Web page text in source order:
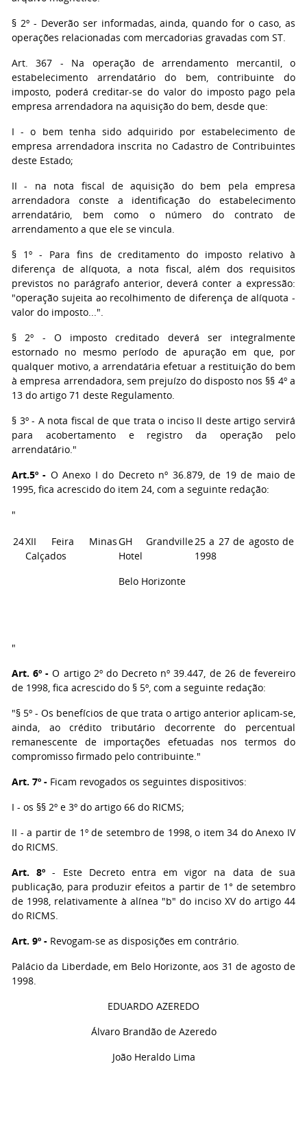
§ 2º - Deverão ser informadas, ainda, quando for o caso, as
operações relacionadas com mercadorias gravadas com ST.
Art. 367 - Na operação de arrendamento mercantil, o
estabelecimento arrendatário do bem, contribuinte do
imposto, poderá creditar-se do valor do imposto pago pela
empresa arrendadora na aquisição do bem, desde que:
I - o bem tenha sido adquirido por estabelecimento de
empresa arrendadora inscrita no Cadastro de Contribuintes
deste Estado;
II - na nota fiscal de aquisição do bem pela empresa
arrendadora conste a identificação do estabelecimento
arrendatário, bem como o número do contrato de
arrendamento a que ele se vincula.
§ 1º - Para fins de creditamento do imposto relativo à
diferença de alíquota, a nota fiscal, além dos requisitos
previstos no parágrafo anterior, deverá conter a expressão:
"operação sujeita ao recolhimento de diferença de alíquota -
valor do imposto...".
§ 2º - O imposto creditado deverá ser integralmente
estornado no mesmo período de apuração em que, por
qualquer motivo, a arrendatária efetuar a restituição do bem
à empresa arrendadora, sem prejuízo do disposto nos §§ 4º a
13 do artigo 71 deste Regulamento.
§ 3º - A nota fiscal de que trata o inciso II deste artigo servirá
para acobertamento e registro da operação pelo
arrendatário."
Art.5º - O Anexo I do Decreto nº 36.879, de 19 de maio de
1995, fica acrescido do item 24, com a seguinte redação:
"
24XII Feira Minas
Calçados
GH Grandville
Hotel
Belo Horizonte
25 a 27 de agosto de
1998
"
Art. 6º - O artigo 2º do Decreto nº 39.447, de 26 de fevereiro
de 1998, fica acrescido do § 5º, com a seguinte redação:
"§ 5º - Os benefícios de que trata o artigo anterior aplicam-se,
ainda, ao crédito tributário decorrente do percentual
remanescente de importações efetuadas nos termos do
compromisso firmado pelo contribuinte."
Art. 7º - Ficam revogados os seguintes dispositivos:
I - os §§ 2º e 3º do artigo 66 do RICMS;
II - a partir de 1º de setembro de 1998, o item 34 do Anexo IV
do RICMS.
Art. 8º - Este Decreto entra em vigor na data de sua
publicação, para produzir efeitos a partir de 1° de setembro
de 1998, relativamente à alínea "b" do inciso XV do artigo 44
do RICMS.
Art. 9º - Revogam-se as disposições em contrário.
Palácio da Liberdade, em Belo Horizonte, aos 31 de agosto de
1998.
EDUARDO AZEREDO
Álvaro Brandão de Azeredo
João Heraldo Lima